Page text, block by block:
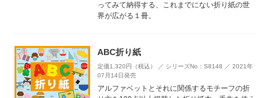
ってみて納得する、これまでにない折り紙の世
界が広がる１冊。
ABC折り紙
定価1,320円（税込） ／ シリーズNo：S8148 ／ 2021年
07月14日発売
アルファベットとそれに関係するモチーフの折